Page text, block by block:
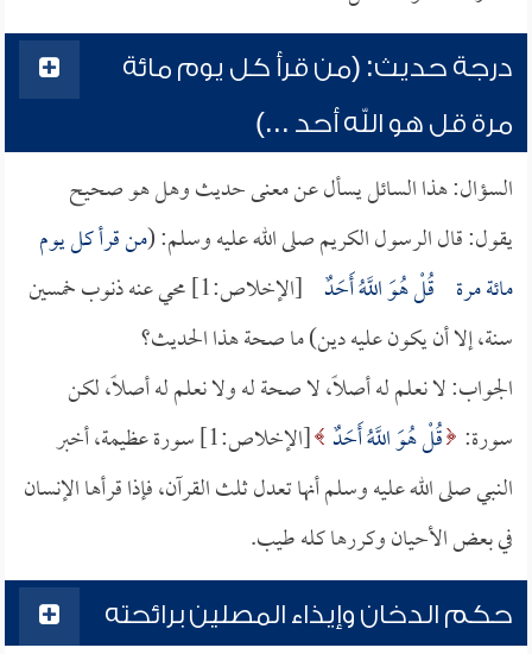
درجة حديث: (من قرأ كل يوم مائة
مرة قل هو الله أحد ...)
السؤال: هذا السائل يسأل عن معنى حديث وهل هو صحيح
يقول: قال الرسول الكريم صلى الله عليه وسلم: (من قرأ كل يوم
مائة مرة قُلْ هُوَ اللَّهُ أَحَدٌ
[الإخلاص:1] محي عنه ذنوب خمسين
سنة، إلا أن يكون عليه دين) ما صحة هذا الحديث؟
الجواب: لا نعلم له أصلاً، لا صحة له ولا نعلم له أصلاً، لكن
سورة: قُلْ هُوَ اللَّهُ أَحَدٌ
[الإخلاص:1] سورة عظيمة، أخبر
النبي صلى الله عليه وسلم أنها تعدل ثلث القرآن، فإذا قرأها الإنسان
في بعض الأحيان وكررها كله طيب.
حكم الدخان وإيذاء المصلين برائحته